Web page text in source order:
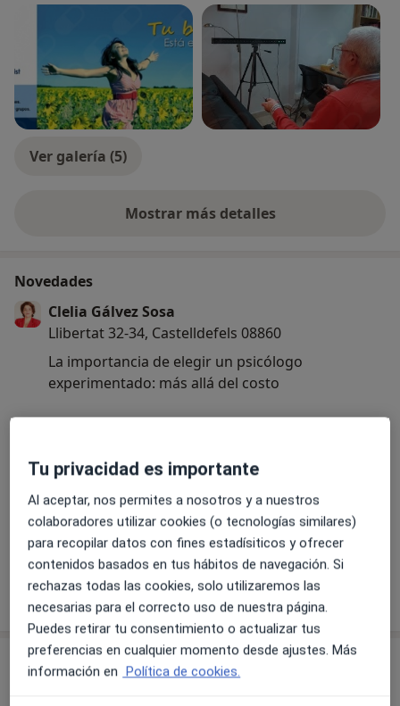
Ver galería (5)
Mostrar más detalles
sobre la experiencia
Novedades
Clelia Gálvez Sosa
Llibertat 32-34, Castelldefels 08860
La importancia de elegir un psicólogo
experimentado: más allá del costo
precios varían drásticamente, es natural sentirse
atraído por opciones más económicas y
accesibles. No obstante, cuando se trata de tu
salud mental, es vital considerar la profundidad y
el alcance que un psicólogo experimentado
puede ofrecer.
Considera tu mente como un reloj suizo, una
compleja maquinaria que necesita un cuidado
especializado. Un relojero novato puede hacer
ajustes básicos, pero solo un maestro relojero,
Leer más
23/05/2024
Servicios y precios
Tu privacidad es importante
Al aceptar, nos permites a nosotros y a nuestros
colaboradores utilizar cookies (o tecnologías similares)
para recopilar datos con fines estadísiticos y ofrecer
contenidos basados en tus hábitos de navegación. Si
rechazas todas las cookies, solo utilizaremos las
necesarias para el correcto uso de nuestra página.
Puedes retirar tu consentimiento o actualizar tus
preferencias en cualquier momento desde ajustes. Más
información en Política de cookies.